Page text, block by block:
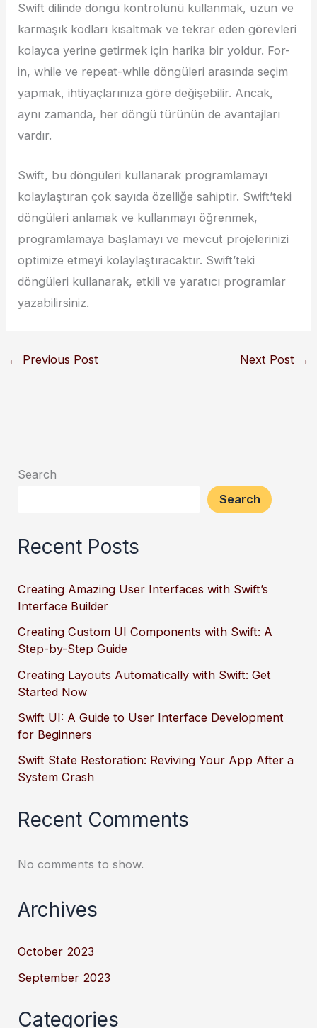
Swift dilinde döngü kontrolünü kullanmak, uzun ve
karmaşık kodları kısaltmak ve tekrar eden görevleri
kolayca yerine getirmek için harika bir yoldur. For-
in, while ve repeat-while döngüleri arasında seçim
yapmak, ihtiyaçlarınıza göre değişebilir. Ancak,
aynı zamanda, her döngü türünün de avantajları
vardır.
Swift, bu döngüleri kullanarak programlamayı
kolaylaştıran çok sayıda özelliğe sahiptir. Swift’teki
döngüleri anlamak ve kullanmayı öğrenmek,
programlamaya başlamayı ve mevcut projelerinizi
optimize etmeyi kolaylaştıracaktır. Swift’teki
döngüleri kullanarak, etkili ve yaratıcı programlar
yazabilirsiniz.
← Previous Post Next Post →
Search
Search
Recent Posts
Creating Amazing User Interfaces with Swift’s
Interface Builder
Creating Custom UI Components with Swift: A
Step-by-Step Guide
Creating Layouts Automatically with Swift: Get
Started Now
Swift UI: A Guide to User Interface Development
for Beginners
Swift State Restoration: Reviving Your App After a
System Crash
Recent Comments
No comments to show.
Archives
October 2023
September 2023
Categories